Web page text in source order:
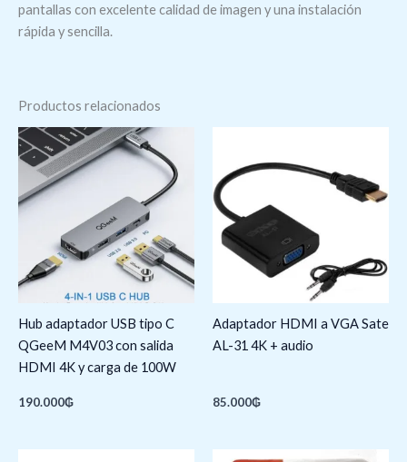
pantallas con excelente calidad de imagen y una instalación
rápida y sencilla.
Productos relacionados
Hub adaptador USB tipo C
QGeeM M4V03 con salida
HDMI 4K y carga de 100W
190.000₲
Adaptador HDMI a VGA Sate
AL-31 4K + audio
85.000₲